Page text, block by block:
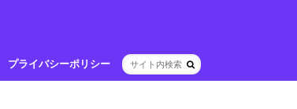
プライバシーポリシー